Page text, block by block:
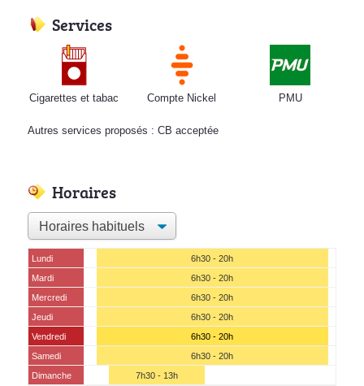
Services
Cigarettes et tabac Compte Nickel PMU
Autres services proposés : CB acceptée
Horaires
Lundi
6h30 - 20h
Mardi
6h30 - 20h
Mercredi
6h30 - 20h
Jeudi
6h30 - 20h
Vendredi
6h30 - 20h
Samedi
6h30 - 20h
Dimanche
7h30 - 13h